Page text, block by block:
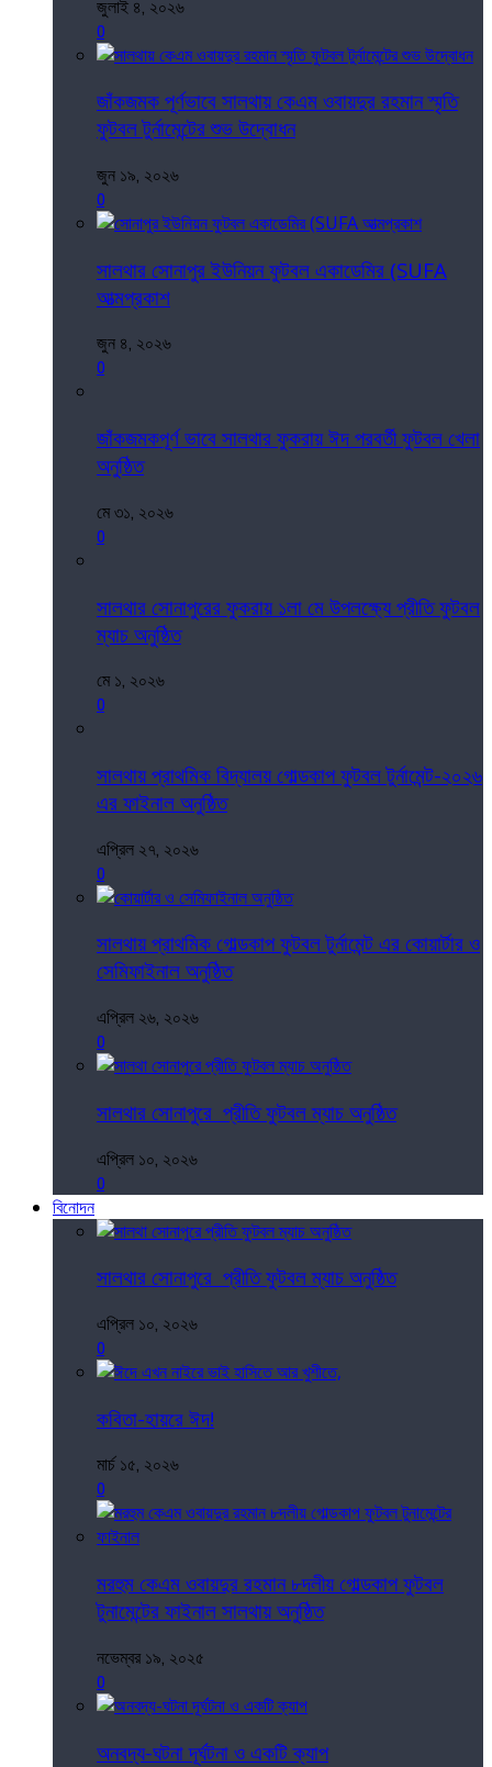
জুলাই ৪, ২০২৬
0
জাঁকজমক পূর্ণভাবে সালথায় কেএম ওবায়দুর রহমান স্মৃতি
ফুটবল টুর্নামেন্টের শুভ উদ্বোধন
জুন ১৯, ২০২৬
0
সালথার সোনাপুর ইউনিয়ন ফুটবল একাডেমির (SUFA
আত্মপ্রকাশ
জুন ৪, ২০২৬
0
জাঁকজমকপূর্ণ ভাবে সালথার ফুকরায় ঈদ পরবর্তী ফুটবল খেলা
অনুষ্ঠিত
মে ৩১, ২০২৬
0
সালথার সোনাপুরের ফুকরায় ১লা মে উপলক্ষ্যে প্রীতি ফুটবল
ম্যাচ অনুষ্ঠিত
মে ১, ২০২৬
0
সালথায় প্রাথমিক বিদ্যালয় গোল্ডকাপ ফুটবল টুর্নামেন্ট-২০২৬
এর ফাইনাল অনুষ্ঠিত
এপ্রিল ২৭, ২০২৬
0
সালথায় প্রাথমিক গোল্ডকাপ ফুটবল টুর্নামেন্ট এর কোয়ার্টার ও
সেমিফাইনাল অনুষ্ঠিত
এপ্রিল ২৬, ২০২৬
0
সালথার সোনাপুরে প্রীতি ফুটবল ম্যাচ অনুষ্ঠিত
এপ্রিল ১০, ২০২৬
0
বিনোদন
সালথার সোনাপুরে প্রীতি ফুটবল ম্যাচ অনুষ্ঠিত
এপ্রিল ১০, ২০২৬
0
কবিতা-হায়রে ঈদ!
মার্চ ১৫, ২০২৬
0
মরহুম কেএম ওবায়দুর রহমান ৮দলীয় গোল্ডকাপ ফুটবল
টুনামেন্টের ফাইনাল সালথায় অনুষ্ঠিত
নভেম্বর ১৯, ২০২৫
0
অনবদ্য-ঘটনা দূর্ঘটনা ও একটি ক্যাপ